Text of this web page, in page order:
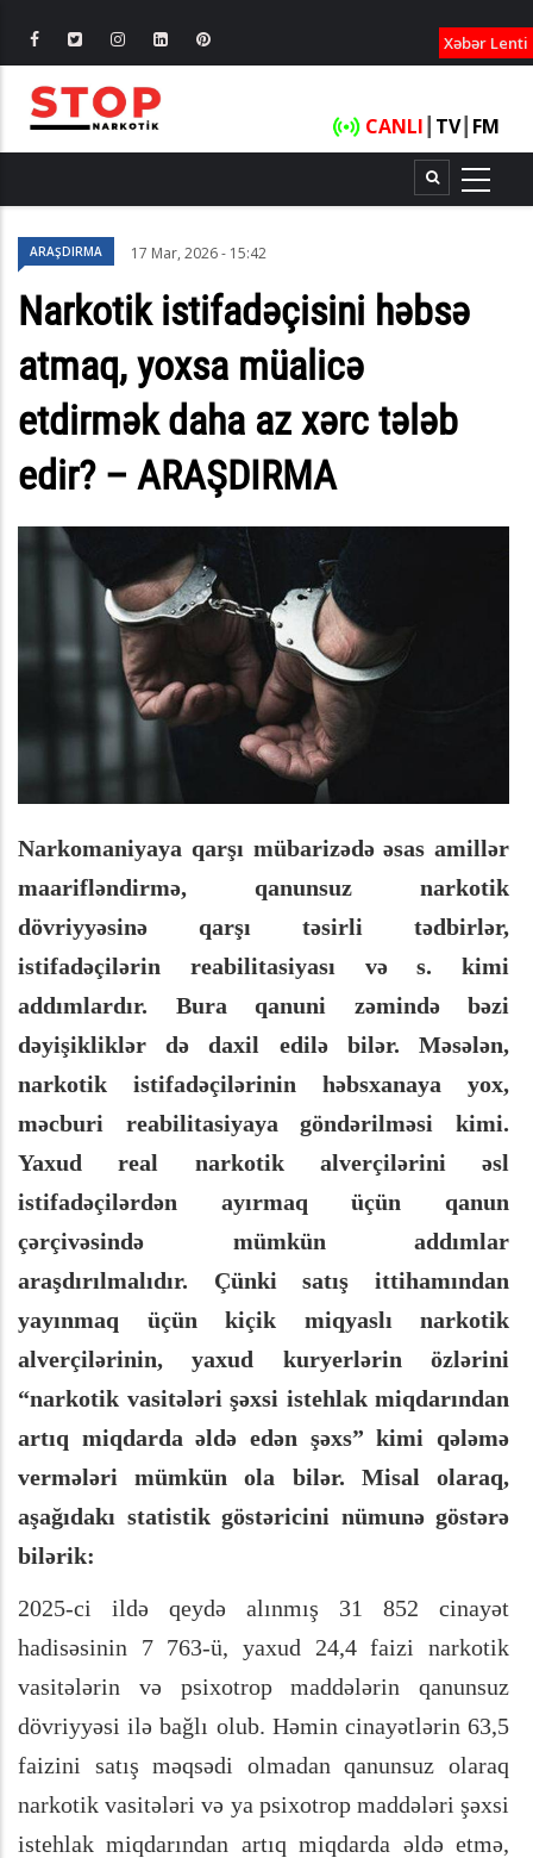
Xəbər Lenti
CANLI TV┃ FM
ARAŞDIRMA 17 Mar, 2026 - 15:42
Narkotik istifadəçisini həbsə
atmaq, yoxsa müalicə
etdirmək daha az xərc tələb
edir? – ARAŞDIRMA
Narkomaniyaya qarşı mübarizədə əsas amillər
maarifləndirmə, qanunsuz narkotik
dövriyyəsinə qarşı təsirli tədbirlər,
istifadəçilərin reabilitasiyası və s. kimi
addımlardır. Bura qanuni zəmində bəzi
dəyişikliklər də daxil edilə bilər. Məsələn,
narkotik istifadəçilərinin həbsxanaya yox,
məcburi reabilitasiyaya göndərilməsi kimi.
Yaxud real narkotik alverçilərini əsl
istifadəçilərdən ayırmaq üçün qanun
çərçivəsində mümkün addımlar
araşdırılmalıdır. Çünki satış ittihamından
yayınmaq üçün kiçik miqyaslı narkotik
alverçilərinin, yaxud kuryerlərin özlərini
“narkotik vasitələri şəxsi istehlak miqdarından
artıq miqdarda əldə edən şəxs” kimi qələmə
vermələri mümkün ola bilər. Misal olaraq,
aşağıdakı statistik göstəricini nümunə göstərə
bilərik:
2025-ci ildə qeydə alınmış 31 852 cinayət
hadisəsinin 7 763-ü, yaxud 24,4 faizi narkotik
vasitələrin və psixotrop maddələrin qanunsuz
dövriyyəsi ilə bağlı olub. Həmin cinayətlərin 63,5
faizini satış məqsədi olmadan qanunsuz olaraq
narkotik vasitələri və ya psixotrop maddələri şəxsi
istehlak miqdarından artıq miqdarda əldə etmə,